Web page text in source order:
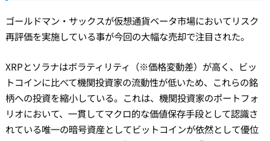
ゴールドマン・サックスが仮想通貨ベータ市場においてリスク
再評価を実施している事が今回の大幅な売却で注目された。
XRPとソラナはボラティリティ（※価格変動差）が高く、ビッ
トコインに比べて機関投資家の流動性が低いため、これらの銘
柄への投資を縮小している。これは、機関投資家のポートフォ
リオにおいて、一貫してマクロ的な価値保存手段として認識さ
れている唯一の暗号資産としてビットコインが依然として優位